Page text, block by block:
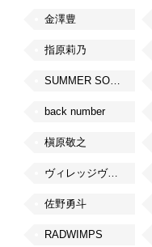
金澤豊
指原莉乃
SUMMER SONIC
back number
槇原敬之
ヴィレッジヴァンガード
佐野勇斗
RADWIMPS